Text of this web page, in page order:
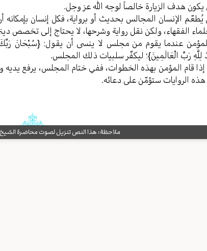
يكون هدف الزيارة خالصاً لوجه الله عز وجل.
يُطعّم الإنسان المجالس بحديث أو برواية، فكل إنسان
الفقهاء، ولكن نقل رواية وشرحها، لا يحتاج إلى تخصص
المؤمن عندما يقوم من مجلس لا ينسى أن يقول: {سُبْحَانَ
لِلَّهِ رَبِّ الْعَالَمِينَ}؛ ليكفّر سلبيات ذلك المجلس.
قام المؤمن بهذه الخطوات، ففي ختام المجلس، يرفع يديه
الروايات ستؤمّن على دعائه.
ملاحظة: هذا النص تنزيل لصوت محاضرة الشيخ